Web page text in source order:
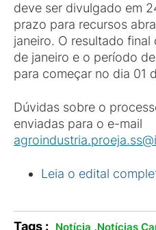
deve ser divulgado em
prazo para recursos
janeiro. O resultado
de janeiro e o período
para começar no dia 01
Dúvidas sobre o
enviadas para o e-mail
Leia o edital
Tags : Notícia ,Notícias